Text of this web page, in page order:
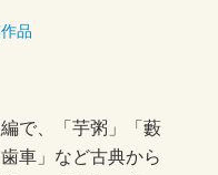
品
で、「芋粥」「藪
車」など古典から